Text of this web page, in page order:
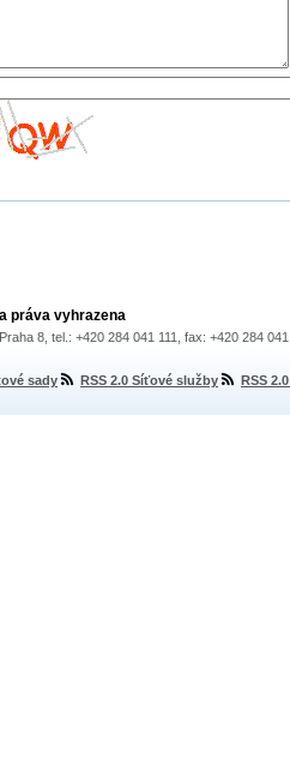
práva vyhrazena
8, tel.: +420 284 041 111, fax: +420 284
sady RSS 2.0 Síťové služby RSS